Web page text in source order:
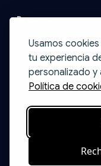
Usamos
tu experiencia
personalizado y
Política de
Recursos
Precios y Envíos
FAQs
Contacto
Blog
Catálogo Print on